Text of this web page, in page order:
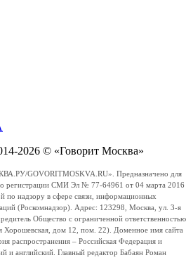
2026 © «Говорит Москва»
GOVORITMOSKVA.RU». Предназначено для
о регистрации СМИ Эл № 77-64961 от 04 марта 2016
по надзору в сфере связи, информационных
(Роскомнадзор). Адрес: 123298, Москва, ул. 3-я
Общество с ограниченной ответственностью
дом 12, пом. 22). Доменное имя сайта
распространения – Российская Федерация и
и английский. Главный редактор Бабаян Роман